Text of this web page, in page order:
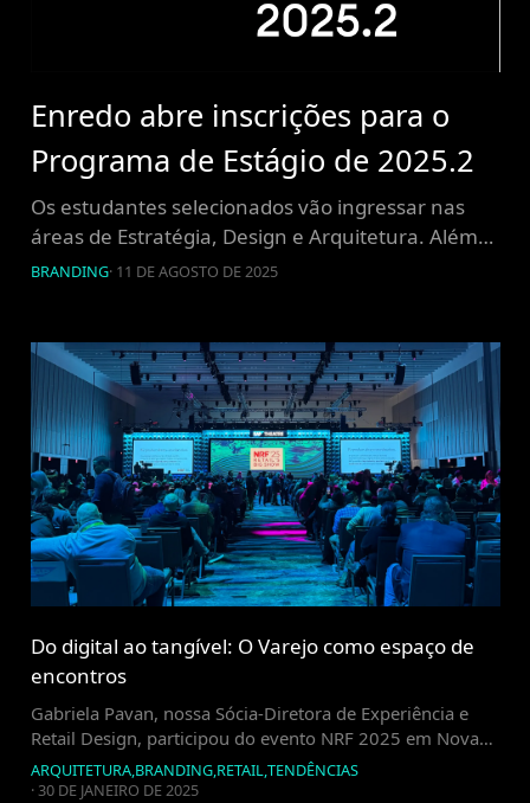
Enredo abre inscrições para o
Programa de Estágio de 2025.2
Os estudantes selecionados vão ingressar nas
áreas de Estratégia, Design e Arquitetura. Além
da bolsa estágio e benefícios, o programa avalia o
promovendo o Programa de Estágio 2025.2, uma
iniciativa que busca integrar estudantes aos
times de Branding , Estratégia de marcas e […]
BRANDING· 11 DE AGOSTO DE 2025
Do digital ao tangível: O Varejo como espaço de
encontros
Gabriela Pavan, nossa Sócia-Diretora de Experiência e
Retail Design, participou do evento NRF 2025 em Nova
York e fala sobre as principais tendências no varejo
global
ARQUITETURA,BRANDING,RETAIL,TENDÊNCIAS
·30 DE JANEIRO DE 2025